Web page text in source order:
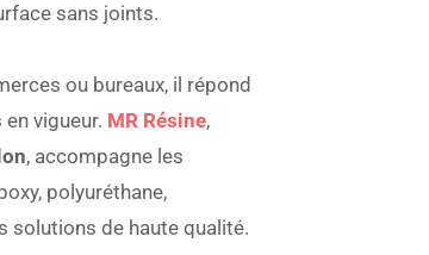
sans joints.
ou bureaux, il répond
vigueur. MR Résine,
, accompagne les
polyuréthane,
solutions de haute qualité.